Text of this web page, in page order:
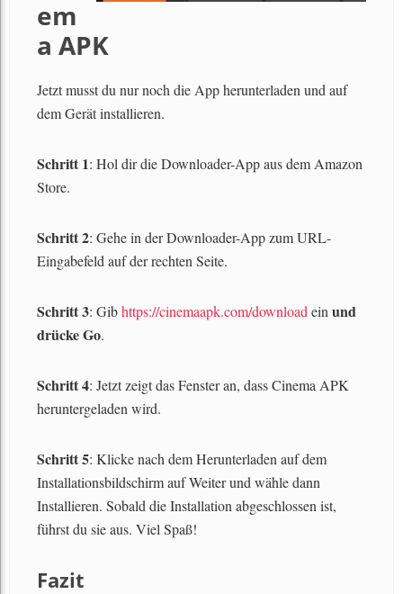
em
a APK
Jetzt musst du nur noch die App herunterladen und auf
dem Gerät installieren.
Schritt 1: Hol dir die Downloader-App aus dem Amazon
Store.
Schritt 2: Gehe in der Downloader-App zum URL-
Eingabefeld auf der rechten Seite.
Schritt 3: Gibhttps://cinemaapk.com/download ein und
drücke Go.
Schritt 4: Jetzt zeigt das Fenster an, dass Cinema APK
heruntergeladen wird.
Schritt 5: Klicke nach dem Herunterladen auf dem
Installationsbildschirm auf Weiter und wähle dann
Installieren. Sobald die Installation abgeschlossen ist,
führst du sie aus. Viel Spaß!
Fazit